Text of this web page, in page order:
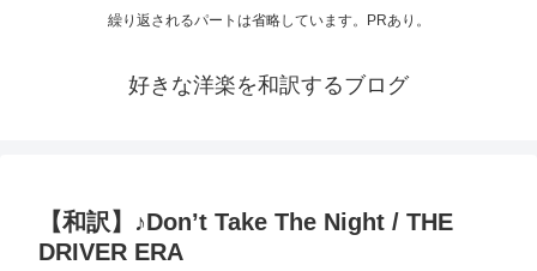
繰り返されるパートは省略しています。PRあり。
好きな洋楽を和訳するブログ
【和訳】♪Don’t Take The Night / THE
DRIVER ERA